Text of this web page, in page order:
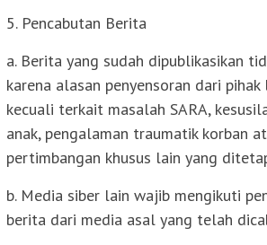
5. Pencabutan Berita
a. Berita yang sudah dipublikasikan
karena alasan penyensoran dari pihak
kecuali terkait masalah SARA,
anak, pengalaman traumatik korban
pertimbangan khusus lain yang
b. Media siber lain wajib mengikuti
berita dari media asal yang telah